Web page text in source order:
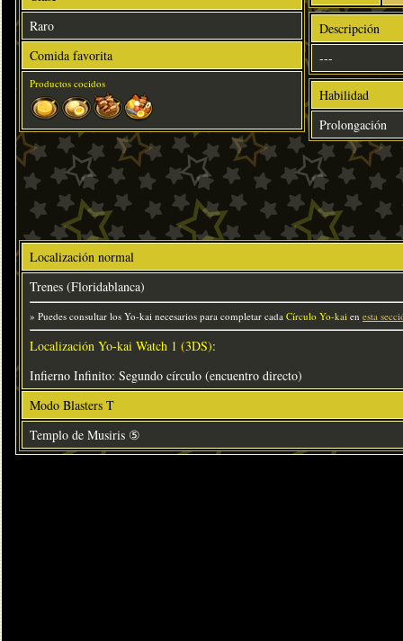
Raro
Comida favorita
Productos cocidos
Descripción
---
Habilidad
Prolongación
Localización normal
Trenes (Floridablanca)
» Puedes consultar los Yo-kai necesarios para completar cada Círculo Yo-kai en esta
Localización Yo-kai Watch 1 (3DS):
Infierno Infinito: Segundo círculo (encuentro directo)
Modo Blasters T
Templo de Musiris ⑤